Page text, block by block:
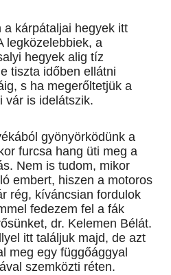
kárpátaljai hegyek itt
legközelebbiek, a
hegyek alig tíz
tiszta időben ellátni
s ha megerőltetjük a
vár is idelátszik.
gyönyörködünk a
furcsa hang üti meg a
Nem is tudom, mikor
embert, hiszen a motoros
rég, kíváncsian fordulok
fedezem fel a fák
dr. Kelemen Bélát.
itt találjuk majd, de azt
meg egy függőággyal
szemközti réten.